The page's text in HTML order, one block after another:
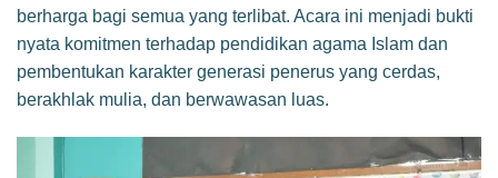
berharga bagi semua yang terlibat. Acara ini menjadi bukti
nyata komitmen terhadap pendidikan agama Islam dan
pembentukan karakter generasi penerus yang cerdas,
berakhlak mulia, dan berwawasan luas.